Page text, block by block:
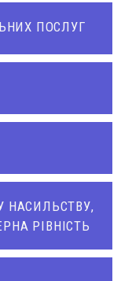
ПОСЛУГ
РІВНІСТЬ